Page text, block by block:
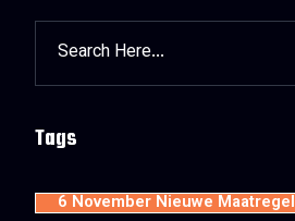
Tags
6 November Nieuwe